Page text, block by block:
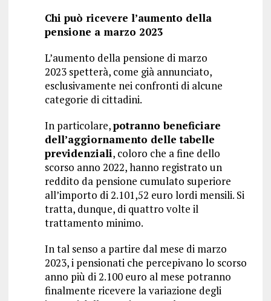
Chi può ricevere l’aumento della
pensione a marzo 2023
L’aumento della pensione di marzo
2023 spetterà, come già annunciato,
esclusivamente nei confronti di alcune
categorie di cittadini.
In particolare,potranno beneficiare
dell’aggiornamento delle tabelle
previdenziali, coloro che a fine dello
scorso anno 2022, hanno registrato un
reddito da pensione cumulato superiore
all’importo di 2.101,52 euro lordi mensili. Si
tratta, dunque, di quattro volte il
trattamento minimo.
In tal senso a partire dal mese di marzo
2023, i pensionati che percepivano lo scorso
anno più di 2.100 euro al mese potranno
finalmente ricevere la variazione degli